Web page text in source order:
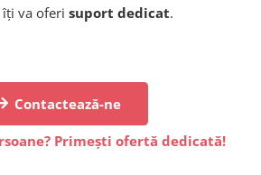
va oferi suport dedicat.
Contactează-ne
Primești ofertă dedicată!